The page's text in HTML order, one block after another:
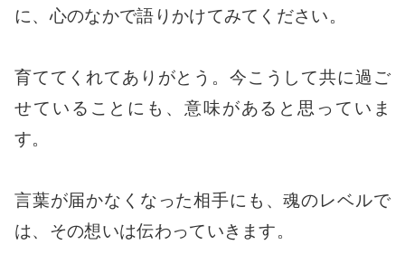
に、心のなかで語りかけてみてください。
育ててくれてありがとう。今こうして共に過ご
せていることにも、意味があると思っていま
す。
言葉が届かなくなった相手にも、魂のレベルで
は、その想いは伝わっていきます。